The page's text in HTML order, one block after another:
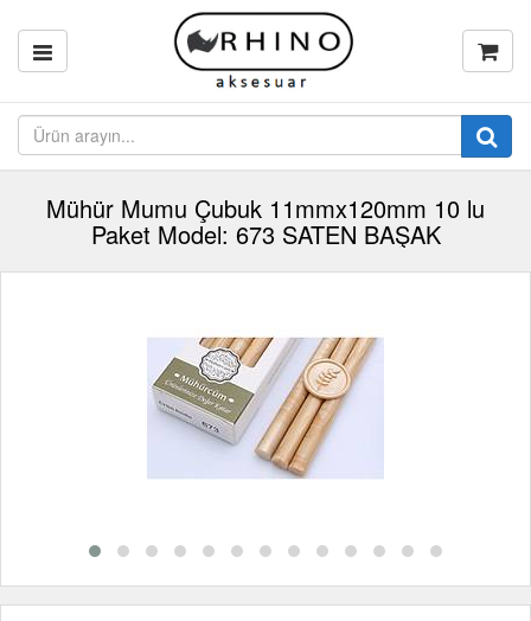
Mühür Mumu Çubuk 11mmx120mm 10 lu
Paket Model: 673 SATEN BAŞAK